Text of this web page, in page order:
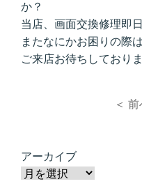
か？
当店、画面交換修理即
またなにかお困りの際
ご来店お待ちしておりま
＜
アーカイブ